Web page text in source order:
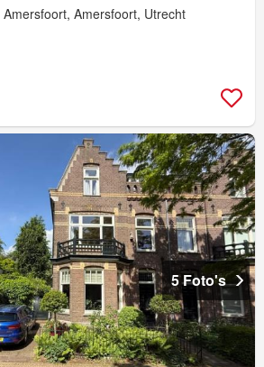
Amersfoort, Utrecht
5 Foto's